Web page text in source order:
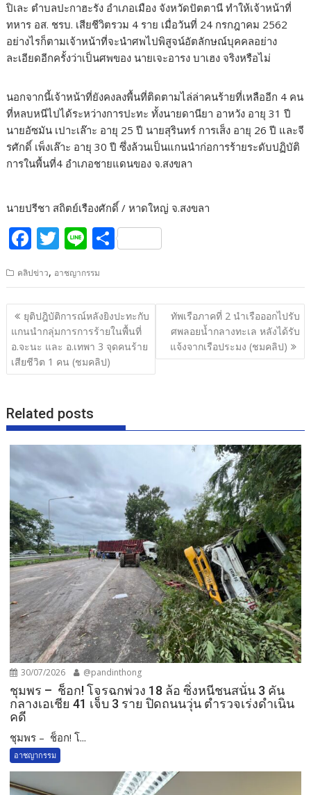
ปิเละ ตำบลปะกาฮะรัง อำเภอเมือง จังหวัดปัตตานี ทำให้เจ้าหน้าที่
ทหาร อส. ชรบ. เสียชีวิตรวม 4 ราย เมื่อวันที่ 24 กรกฎาคม 2562
อย่างไรก็ตามเจ้าหน้าที่จะนำศพไปพิสูจน์อัตลักษณ์บุคคลอย่าง
ละเอียดอีกครั้งว่าเป็นศพของ นายเจะอารง บาเฮง จริงหรือไม่
นอกจากนี้เจ้าหน้าที่ยังคงลงพื้นที่ติดตามไล่ล่าคนร้ายที่เหลืออีก 4 คน
ที่หลบหนีไปได้ระหว่างการปะทะ ทั้งนายดานียา อาหวัง อายุ 31 ปี
นายอัซมัน เปาะเล๊าะ อายุ 25 ปี นายสุรินทร์ การเส็ง อายุ 26 ปี และจี
รศักดิ์ เพ็งเล๊าะ อายุ 30 ปี ซึ่งล้วนเป็นแกนนำก่อการร้ายระดับปฏิบัติ
การในพื้นที่4 อำเภอชายแดนของ จ.สงขลา
นายปรีชา สถิตย์เรืองศักดิ์ / หาดใหญ่ จ.สงขลา
F
e
b
o
o
k
T
itt
er
Li
e
S
ar
e
คลิปข่าว, อาชญากรรม
แนะแนว
เรื่อง
ยุติปฎิบัติการณ์หลังยิงปะทะกับ
แกนนำกลุ่มการการร้ายในพื้นที่
อ.จะนะ และ อ.เทพา 3 จุดคนร้าย
เสียชีวิต 1 คน (ชมคลิป)
ทัพเรือภาคที่ 2 นำเรือออกไปรับ
ศพลอยน้ำกลางทะเล หลังได้รับ
แจ้งจากเรือประมง (ชมคลิป)
Related posts
30/07/2026 @pandinthong
ชุมพร – ช็อก! โจรฉกพ่วง 18 ล้อ ซิ่งหนีชนสนั่น 3 คัน
กลางเอเชีย 41 เจ็บ 3 ราย ปิดถนนวุ่น ตำรวจเร่งดำเนิน
คดี
ชุมพร – ช็อก! โ...
อาชญากรรม